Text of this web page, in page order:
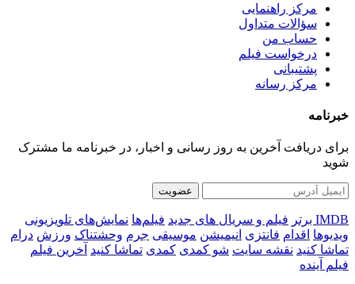
مرکز راهنمایی
سؤالات متداول
حساب من
درخواست فیلم
پشتیبانی
مرکز رسانه
خبرنامه
برای دریافت آخرین به روز رسانی و اخبار، در خبرنامه ما مشترک
شوید
عضویت
IMDB برتر فیلم و سریال های جدید فیلم‌ها نمایش‌های تلویزیونی
ویدیوها اقدام فانتزی انیمیشن موسیقی جرم وحشتناک ورزش درام
تماشا کنید نقشه سایت شو کمدی کمدی تماشا کنید آخرین فیلم
فیلم آینده